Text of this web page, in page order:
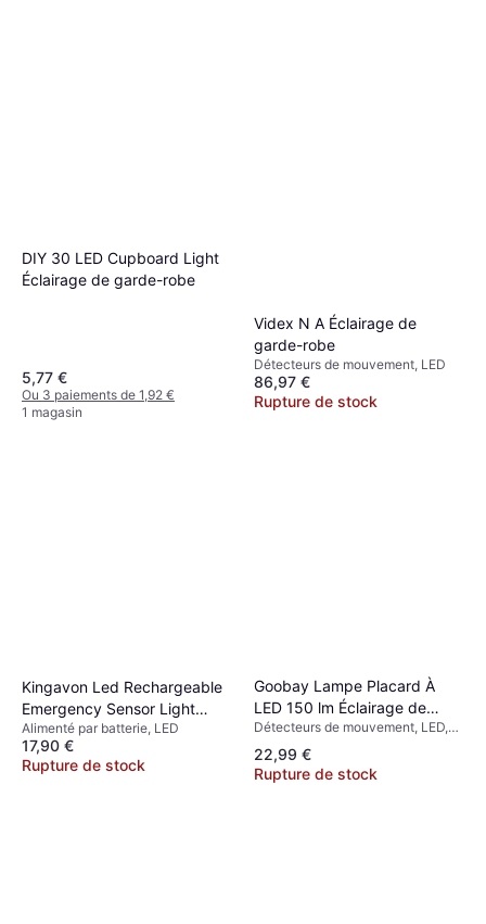
DIY 30 LED Cupboard Light
Éclairage de garde-robe
5,77 €
Ou 3 paiements de 1,92 €
1 magasin
Videx N A Éclairage de
garde-robe
Détecteurs de mouvement, LED
86,97 €
Rupture de stock
Kingavon Led Rechargeable
Emergency Sensor Light
Éclairage de garde-robe
Alimenté par batterie, LED
17,90 €
Rupture de stock
Goobay Lampe Placard À
LED 150 lm Éclairage de
garde-robe
Détecteurs de mouvement, LED,
Blanc, Argent, Aluminium, Classe
IP: IP20
22,99 €
Rupture de stock